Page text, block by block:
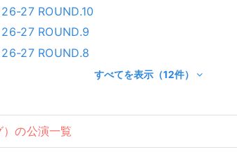
27 ROUND.10
27 ROUND.9
27 ROUND.8
すべてを表示（12件）
の公演一覧